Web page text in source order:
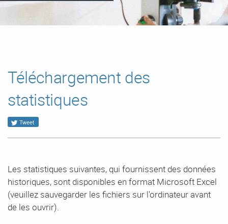
Téléchargement des
statistiques
Tweet
Les statistiques suivantes, qui fournissent des données
historiques, sont disponibles en format Microsoft Excel
(veuillez sauvegarder les fichiers sur l'ordinateur avant
de les ouvrir).